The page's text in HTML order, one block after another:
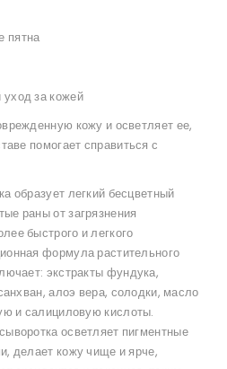
пятна
за кожей
кожу и осветляет ее,
помогает справиться с
образует легкий бесцветный
раны от загрязнения
быстрого и легкого
формула растительного
экстракты фундука,
алоэ вера, солодки, масло
и салициловую кислоты.
осветляет пигментные
делает кожу чище и ярче,